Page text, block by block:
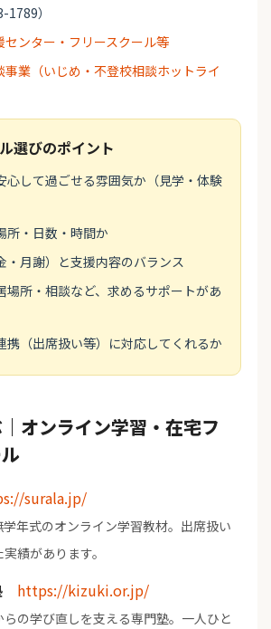
1789）
センター・フリースクール等
事業（いじめ・不登校相談ホットライ
選びのポイント
心して過ごせる雰囲気か（見学・体験
所・日数・時間か
・月謝）と支援内容のバランス
場所・相談など、求めるサポートがあ
携（出席扱い等）に対応してくれるか
オンライン学習・在宅フ
surala.jp/
年式のオンライン学習教材。出席扱い
績があります。
https://kizuki.or.jp/
の学び直しを支える専門塾。一人ひと